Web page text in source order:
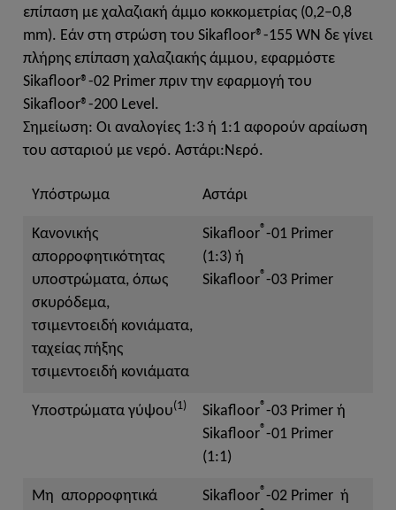
επίπαση με χαλαζιακή άμμο κοκκομετρίας (0,2–0,8
mm). Εάν στη στρώση του Sikafloor®-155 WN δε γίνει
πλήρης επίπαση χαλαζιακής άμμου, εφαρμόστε
Sikafloor®-02 Primer πριν την εφαρμογή του
Sikafloor®-200 Level.
Σημείωση: Οι αναλογίες 1:3 ή 1:1 αφορούν αραίωση
του ασταριού με νερό. Αστάρι:Νερό.
Υπόστρωμα Αστάρι
Κανονικής
απορροφητικότητας
υποστρώματα, όπως
σκυρόδεμα,
τσιμεντοειδή κονιάματα,
ταχείας πήξης
τσιμεντοειδή κονιάματα
Sikafloor®-01 Primer
(1:3) ή
Sikafloor®-03 Primer
Υποστρώματα γύψου(1) Sikafloor®-03 Primer ή
Sikafloor®-01 Primer
(1:1)
Μη απορροφητικά
Sikafloor®-02 Primer ή